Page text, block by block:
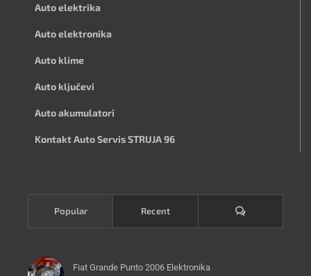
Auto elektrika
Auto elektronika
Auto klime
Auto ključevi
Auto akumulatori
Kontakt Auto Servis STRUJA 96
Popular Recent Komentari
Fiat Grande Punto 2006 Elektronika